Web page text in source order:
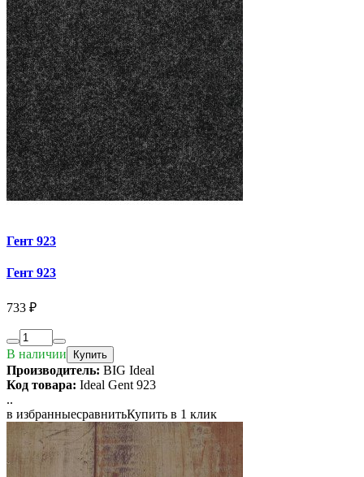
Гент 923
Гент 923
733 ₽
В наличии Купить
Производитель: BIG Ideal
Код товара: Ideal Gent 923
..
в избранныесравнитьКупить в 1 клик